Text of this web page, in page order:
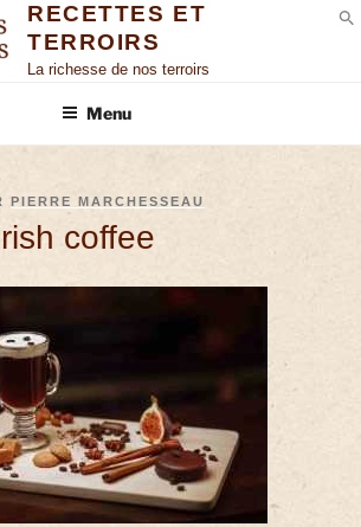
RECETTES ET
TERROIRS
La richesse de nos terroirs
Menu
PIERRE MARCHESSEAU
coffee